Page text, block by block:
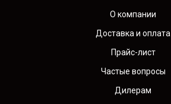
О компании
Доставка и оплата
Прайс-лист
Частые вопросы
Дилерам